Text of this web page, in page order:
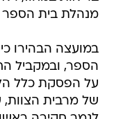
מנהלת בית הספר
במועצה הבהירו
הספר, ובמקביל
על הפסקת כלל
של מרבית